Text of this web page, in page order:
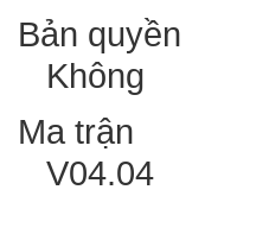
Bản quyền
Không
Ma trận
V04.04